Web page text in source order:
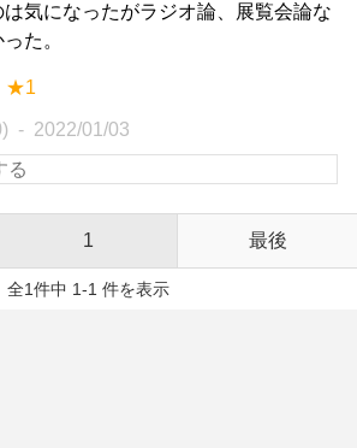
気になったがラジオ論、展覧会論な
た。
★1
2022/01/03
1 最後
全1件中 1-1 件を表示